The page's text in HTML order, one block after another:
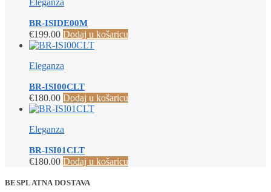
BR-ISIDE00M
€199.00 Dodaj u košaricu
Eleganza
BR-ISI00CLT
€180.00 Dodaj u košaricu
Eleganza
BR-ISI01CLT
€180.00 Dodaj u košaricu
BESPLATNA DOSTAVA